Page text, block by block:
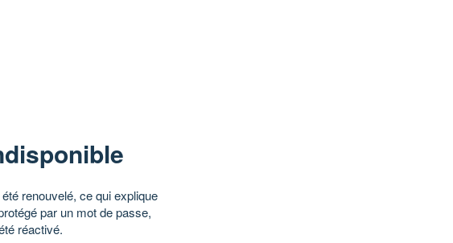
renouvelé, ce qui explique
par un mot de passe,
réactivé.